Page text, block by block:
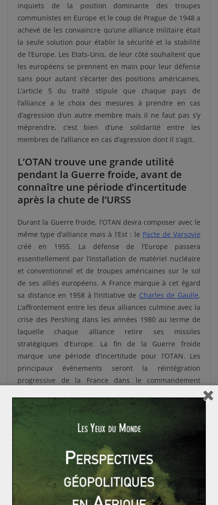
inquiets de la position dominante des troupes
communistes en Europe et le coup de Prague de 1948 a
achevé de les convaincre qu’une alliance militaire était
la seule solution pour établir la sécurité et la stabilité
de l’Europe. Les Etats-Unis, de leur côté souhaitent que
les européens se prennent en main pour leur défense
sans pour autant s’écarter des positions américaines.
L’article 5 du traité stipule que chaque pays de
l’alliance a le choix des mesures à prendre en cas
d’agression d’un autre membre mais il ne faut pas s’y
méprendre, c’est bien d’une solidarité entre les
membres de l’alliance en cas d’agression dont il s’agit.
L’OTAN trouve une grande utilité
pendant la Guerre froide, avant de
connaître une période d’incertitude
après la chute de l’URSS
Durant la Guerre froide, l’OTAN devra composer avec le
même type d’alliance mais à l’Est : le Pacte de Varsovie
créé en 1955. La défense de l’Europe passera
essentiellement par l’installation de matériel nucléaire
et conventionnel et de troupes américaines sur le sol
de ses alliés européens. A France marque à cet égard
sa distance en 1958 à l’initiative de Charles de Gaulle.
L’affrontement entre les deux alliances culmine avec la
crise des Pershing dans les années 1980 au terme de
laquelle chaque alliance retire ses missiles
stratégiques d’Europe. La fin de la Guerre froide
marque une période d’incertitude pour l’OTAN. Les
principaux événements seront la réintégration
progressive de la France dans le commandement
républiques démocratiques
» de l’Est et les
engagements dans le golfe et au Kosovo. L’engagement
en Europe de l’Est positionne l’OTAN comme seule
alliance militaire efficace en Europe malgré les
tentatives répétées d’alliances militaires soutenues par
l’Union européenne, ce qui est paradoxal puisque le
but premier de l’OTAN était aussi d’aider l’Europe à se
constituer sa propre défense.